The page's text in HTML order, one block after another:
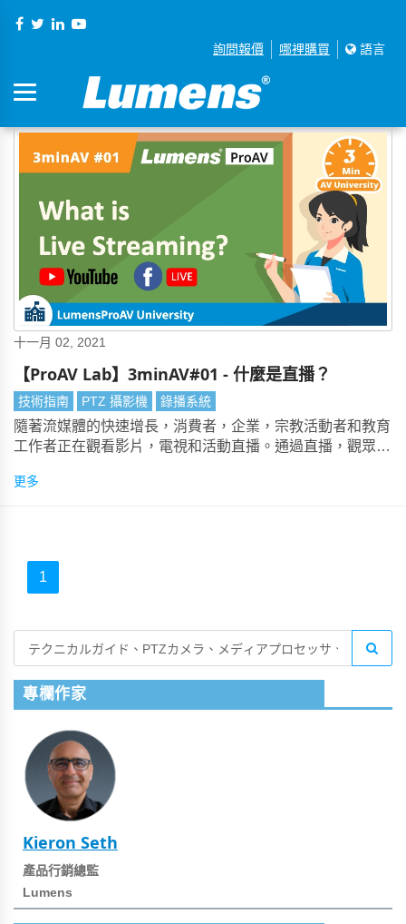
詢問報價 哪裡購買 語言
十一月 02, 2021
【ProAV Lab】3minAV#01 - 什麼是直播？
技術指南 PTZ 攝影機 錄播系統
隨著流媒體的快速增長，消費者，企業，宗教活動者和教育
工作者正在觀看影片，電視和活動直播。通過直播，觀眾可
播，而不必在活動結束後下載。
更多
1
專欄作家
Kieron Seth
產品行銷總監
Lumens